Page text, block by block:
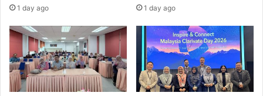
1 day ago 1 day ago